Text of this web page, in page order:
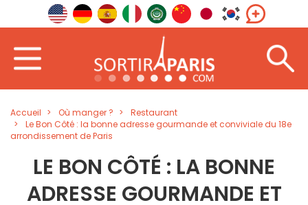
Accueil Où manger ?
Restaurant
Le Bon Côté : la bonne adresse gourmande et conviviale du 18e
arrondissement de Paris
LE BON CÔTÉ : LA BONNE
ADRESSE GOURMANDE ET